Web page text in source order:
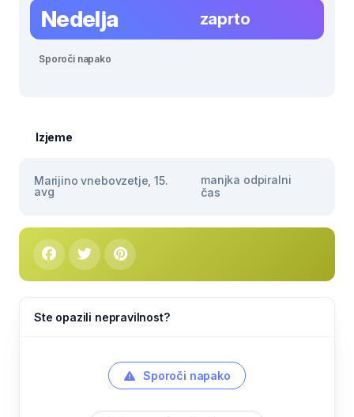
Nedelja zaprto
Sporoči napako
Izjeme
Marijino vnebovzetje, 15.
avg
manjka odpiralni
čas
Ste opazili nepravilnost?
Sporoči napako